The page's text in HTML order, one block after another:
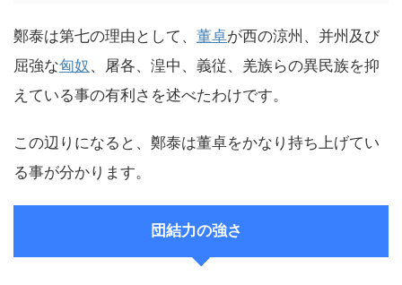
鄭泰は第七の理由として、 董卓が西の涼州、并州及び
屈強な匈奴 、屠各、湟中、義従、羌族らの異民族を抑
えている事の有利さを述べたわけです。
この辺りになると、鄭泰は董卓をかなり持ち上げてい
る事が分かります。
団結力の強さ